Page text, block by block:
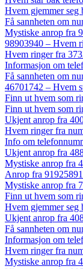
Hvem gjemmer seg
Få sannheten om
Mystiske anrop fra
98903940 – Hvem
Hvem ringer fra
Informasjon om
Få sannheten om
46701742 – Hvem
Finn ut hvem som
Finn ut hvem som
Ukjent anrop fra
Hvem ringer fra
Info om
Ukjent anrop fra
Mystiske anrop fra
Anrop fra
Mystiske anrop fra
Finn ut hvem som
Hvem gjemmer seg
Ukjent anrop fra
Få sannheten om
Informasjon om
Hvem ringer fra
Mystiske anrop fra